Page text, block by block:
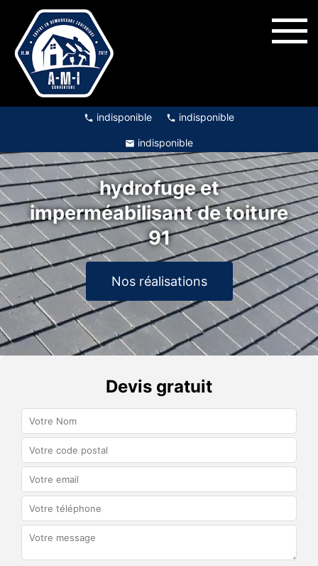
indisponible indisponible
indisponible
hydrofuge et
imperméabilisant de toiture
91
Nos réalisations
Devis gratuit